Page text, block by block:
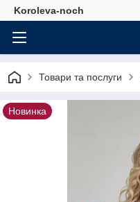
Koroleva-noch
Товари та послуги
Новинка